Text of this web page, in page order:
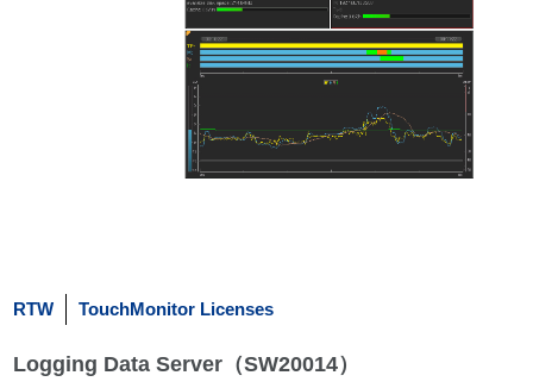
RTW TouchMonitor Licenses
Logging Data Server（SW20014）